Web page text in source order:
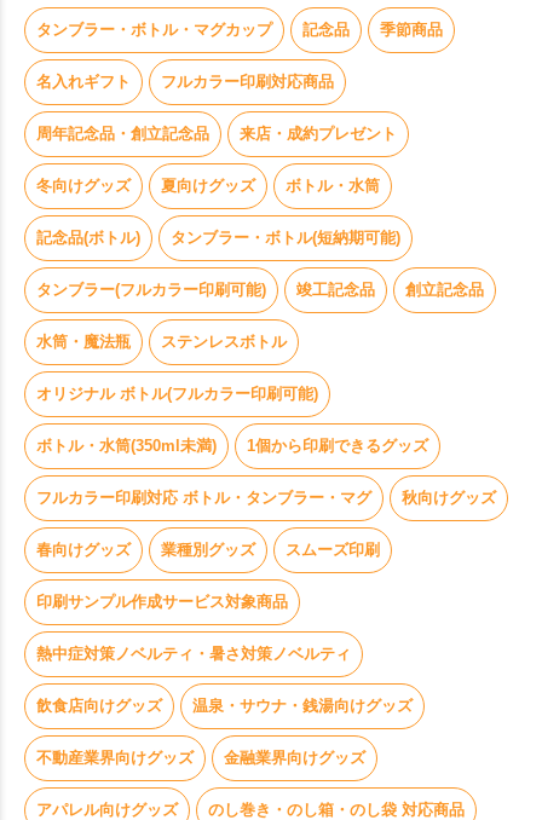
タンブラー・ボトル・マグカップ 記念品 季節商品
名入れギフト フルカラー印刷対応商品
周年記念品・創立記念品 来店・成約プレゼント
冬向けグッズ 夏向けグッズ ボトル・水筒
記念品(ボトル) タンブラー・ボトル(短納期可能)
タンブラー(フルカラー印刷可能) 竣工記念品 創立記念品
水筒・魔法瓶 ステンレスボトル
オリジナル ボトル(フルカラー印刷可能)
ボトル・水筒(350ml未満) 1個から印刷できるグッズ
フルカラー印刷対応 ボトル・タンブラー・マグ 秋向けグッズ
春向けグッズ 業種別グッズ スムーズ印刷
印刷サンプル作成サービス対象商品
熱中症対策ノベルティ・暑さ対策ノベルティ
飲食店向けグッズ 温泉・サウナ・銭湯向けグッズ
不動産業界向けグッズ 金融業界向けグッズ
アパレル向けグッズ のし巻き・のし箱・のし袋 対応商品